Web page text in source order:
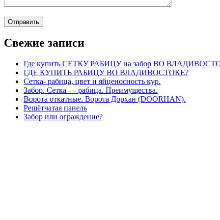
Свежие записи
Где купить СЕТКУ РАБИЦУ на забор ВО
ГДЕ КУПИТЬ РАБИЦУ ВО ВЛАДИВОСТОКЕ?
Сетка- рабица, цвет и яйценосность кур.
Забор. Сетка — рабица. Преимущества.
Ворота откатные. Ворота Дорхан (DOORHAN).
Решётчатая панель
Забор или ограждение?